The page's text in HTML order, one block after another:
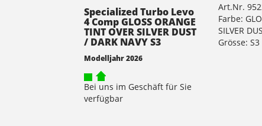
Specialized Turbo Levo
4 Comp GLOSS ORANGE
TINT OVER SILVER DUST
/ DARK NAVY S3
Modelljahr 2026
Bei uns im Geschäft für Sie
verfügbar
Art.Nr.
Farbe:
SILVER
Grösse: S3